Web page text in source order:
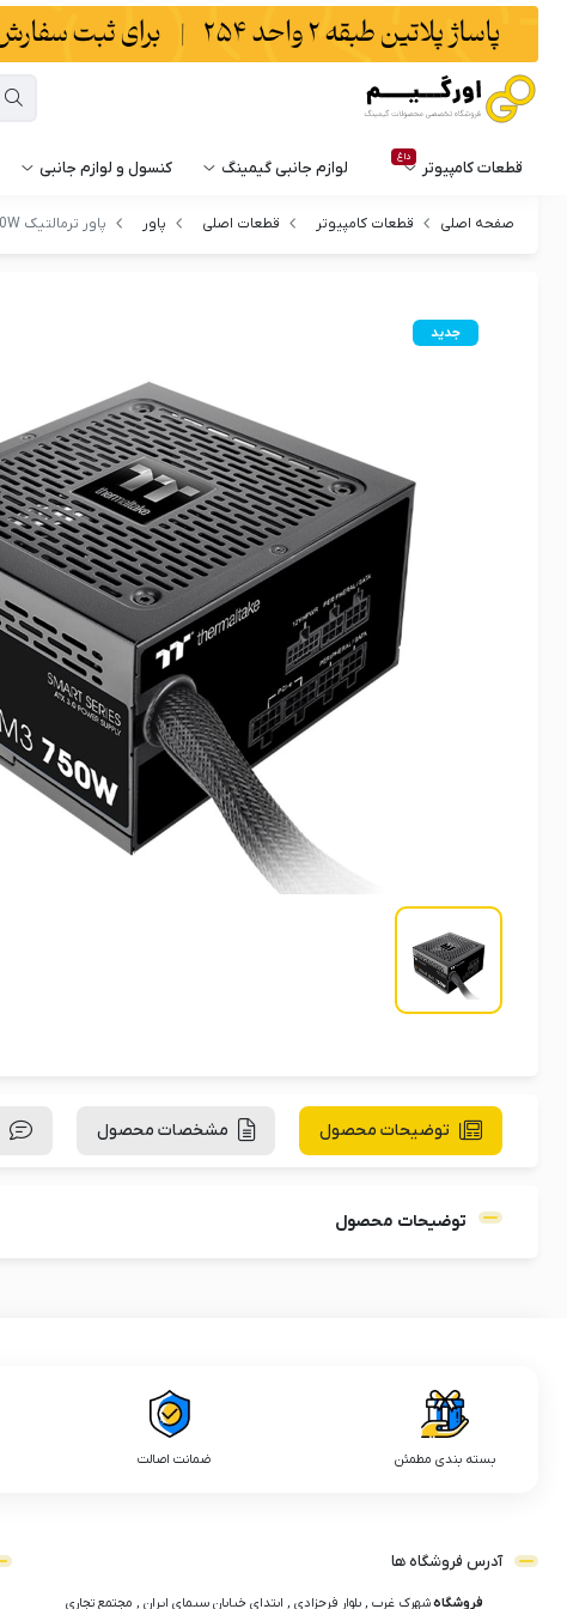
قطعات کامپیوتر
داغ
لوازم جانبی گیمینگ کنسول و لوازم جانبی
صفحه اصلی قطعات کامپیوتر قطعات اصلی پاور پاور ترمالتیک Smart BM3 Bronze 750W
جدید
توضیحات محصول مشخصات محصول
توضیحات محصول
بسته بندی مطمئن ضمانت اصالت
آدرس فروشگاه ها
فروشگاهشهرک غرب , بلوار فرحزادی , ابتدای خیابان سیمای ایران , مجتمع تجاری